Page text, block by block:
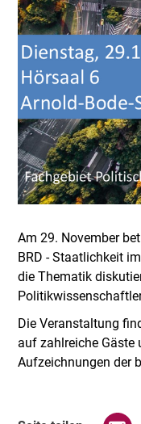
Am 29. November
BRD - Staatlichkeit
die Thematik
Die Veranstaltung
auf zahlreiche Gäste
Aufzeichnungen der